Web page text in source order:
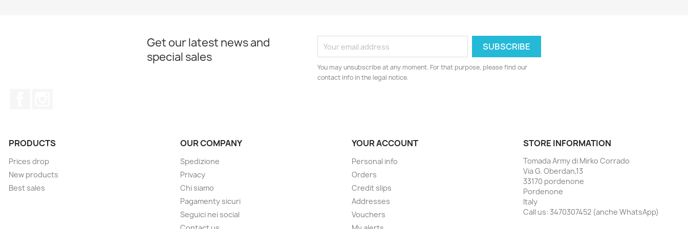
Get our latest news and
special sales
You may unsubscribe at any moment. For that purpose, please find our
contact info in the legal notice.
PRODUCTS
Prices drop
New products
Best sales
OUR COMPANY
Spedizione
Privacy
Chi siamo
Pagamenty sicuri
Seguici nei social
YOUR ACCOUNT
Personal info
Orders
Credit slips
Addresses
Vouchers
STORE INFORMATION
Tomada Army di Mirko Corrado
Via G. Oberdan,13
33170 pordenone
Pordenone
Italy
Call us: 3470307452 (anche WhatsApp)